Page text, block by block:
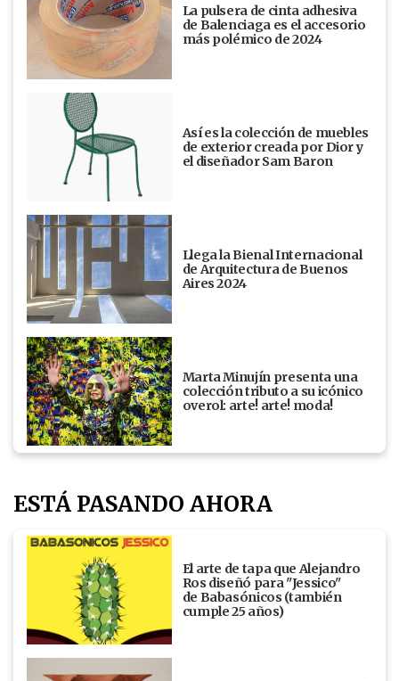
La pulsera de cinta adhesiva
de Balenciaga es el accesorio
más polémico de 2024
Así es la colección de muebles
de exterior creada por Dior y
el diseñador Sam Baron
Llega la Bienal Internacional
de Arquitectura de Buenos
Aires 2024
Marta Minujín presenta una
colección tributo a su icónico
overol: arte! arte! moda!
ESTÁ PASANDO AHORA
El arte de tapa que Alejandro
Ros diseñó para "Jessico"
de Babasónicos (también
cumple 25 años)